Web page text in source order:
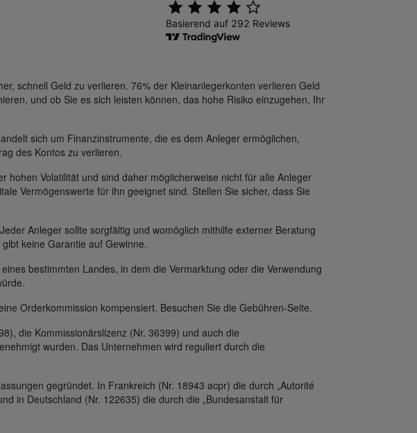
schnell Geld zu verlieren. 76% der Kleinanlegerkonten verlieren Geld
und ob Sie es sich leisten können, das hohe Risiko einzugehen, Ihr
sich um Finanzinstrumente, die es dem Anleger ermöglichen,
des Kontos zu verlieren.
hohen Volatilität und sind daher möglicherweise nicht für alle Anleger
Vermögenswerte für ihn geeignet sind. Stellen Sie sicher, dass Sie
Anleger sollte sorgfältig und womöglich mithilfe externer Beratung
keine Garantie auf Gewinne.
bestimmten Landes, in dem die Vermarktung oder die Verwendung
Orderkommission kompensiert. Besuchen Sie die Gebühren-Seite.
die Kommissionärslizenz (Nr. 36399) und auch die
wurden. Das Unternehmen wird reguliert durch die
gegründet. In Frankreich (Nr. 18943 acpr) die durch „Autorité
in Deutschland (Nr. 122635) die durch die „Bundesanstalt für